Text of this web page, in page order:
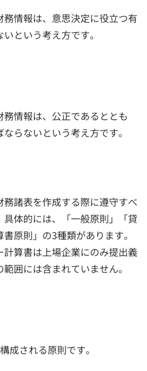
情報は、意思決定に役立つ有
という考え方です。
情報は、公正であるととも
らないという考え方です。
諸表を作成する際に遵守すべ
体的には、「一般原則」「貸
原則」の3種類があります。
算書は上場企業にのみ提出義
囲には含まれていません。
成される原則です。